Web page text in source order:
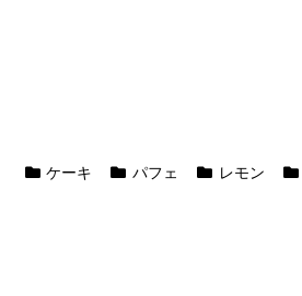
ケーキ パフェ レモン